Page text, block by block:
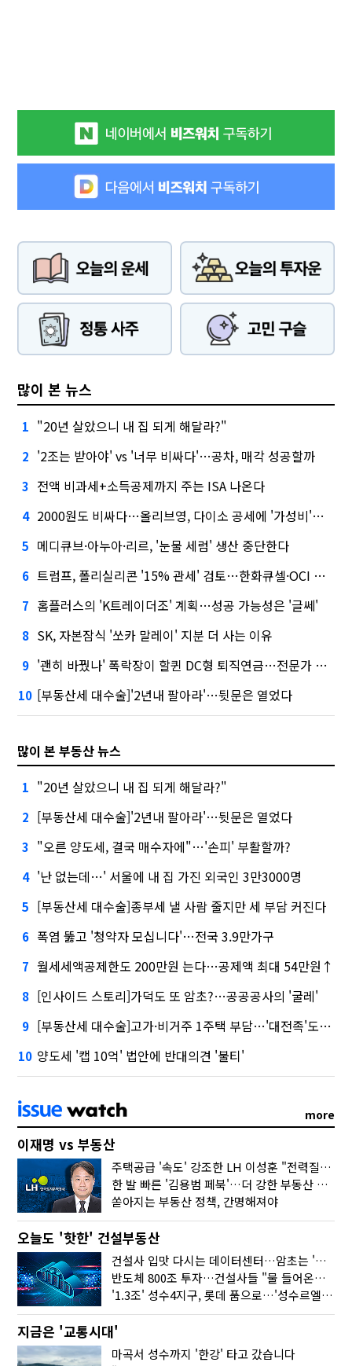
많이 본 뉴스
1 "20년 살았으니 내 집 되게 해달라?"
2 '2조는 받아야' vs '너무 비싸다'…공차, 매각 성공할까
3 전액 비과세+소득공제까지 주는 ISA 나온다
4 2000원도 비싸다…올리브영, 다이소 공세에 '가성비'로 맞불
5 메디큐브·아누아·리르, '눈물 세럼' 생산 중단한다
6 트럼프, 폴리실리콘 '15% 관세' 검토…한화큐셀·OCI 영향은?
7 홈플러스의 'K트레이더조' 계획…성공 가능성은 '글쎄'
8 SK, 자본잠식 '쏘카 말레이' 지분 더 사는 이유
9 '괜히 바꿨나' 폭락장이 할퀸 DC형 퇴직연금…전문가 조언은
10 [부동산세 대수술]'2년내 팔아라'…뒷문은 열었다
많이 본 부동산 뉴스
1 "20년 살았으니 내 집 되게 해달라?"
2 [부동산세 대수술]'2년내 팔아라'…뒷문은 열었다
3 "오른 양도세, 결국 매수자에"…'손피' 부활할까?
4 '난 없는데…' 서울에 내 집 가진 외국인 3만3000명
5 [부동산세 대수술]종부세 낼 사람 줄지만 세 부담 커진다
6 폭염 뚫고 '청약자 모십니다'…전국 3.9만가구
7 월세세액공제한도 200만원 는다…공제액 최대 54만원↑
8 [인사이드 스토리]가덕도 또 암초?…공공공사의 '굴레'
9 [부동산세 대수술]고가·비거주 1주택 부담…'대전족'도 불똥
10 양도세 '캡 10억' 법안에 반대의견 '불티'
more
이재명 vs 부동산
주택공급 '속도' 강조한 LH 이성훈 "전력질주해야"
한 발 빠른 '김용범 페북'…더 강한 부동산 규제 나오나
쏟아지는 부동산 정책, 간명해져야
오늘도 '핫한' 건설부동산
건설사 입맛 다시는 데이터센터…암초는 '주민 반대'
반도체 800조 투자…건설사들 "물 들어온다!"
'1.3조' 성수4지구, 롯데 품으로…'성수르엘 S70' 거듭
지금은 '교통시대'
마곡서 성수까지 '한강' 타고 갔습니다